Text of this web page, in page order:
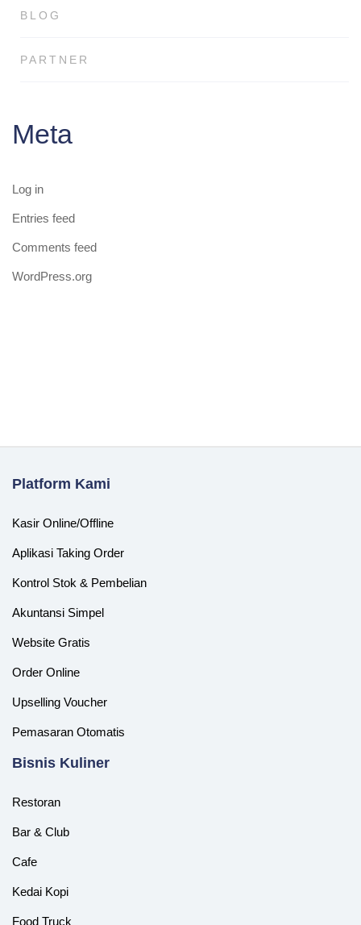
BLOG
PARTNER
Meta
Log in
Entries feed
Comments feed
WordPress.org
Platform Kami
Kasir Online/Offline
Aplikasi Taking Order
Kontrol Stok & Pembelian
Akuntansi Simpel
Website Gratis
Order Online
Upselling Voucher
Pemasaran Otomatis
‎Bisnis Kuliner
Restoran
Bar & Club
Cafe
Kedai Kopi